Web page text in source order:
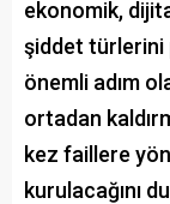
ekonomik,
şiddet türlerini
önemli adım
ortadan
kez faillere
kurulacağını